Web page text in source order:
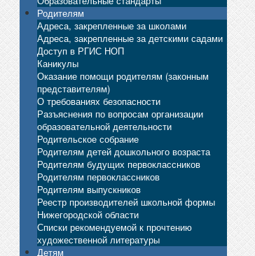
Родителям
Адреса, закрепленные за школами
Адреса, закрепленные за детскими садами
Доступ в РГИС НОП
Каникулы
Оказание помощи родителям (законным
представителям)
О требованиях безопасности
Разъяснения по вопросам организации
образовательной деятельности
Родительское собрание
Родителям детей дошкольного возраста
Родителям будущих первоклассников
Родителям первоклассников
Родителям выпускников
Реестр производителей школьной формы
Нижегородской области
Списки рекомендуемой к прочтению
художественной литературы
Детям